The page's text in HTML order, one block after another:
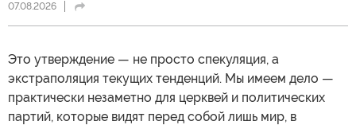
07.08.2026
Это утверждение — не просто спекуляция, а
экстраполяция текущих тенденций. Мы имеем дело —
практически незаметно для церквей и политических
партий, которые видят перед собой лишь мир, в